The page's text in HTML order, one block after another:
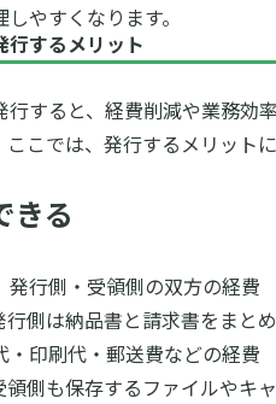
やすくなります。
行するメリット
行すると、経費削減や業務効
こでは、発行するメリットに
きる
発行側・受領側の双方の経費
行側は納品書と請求書をまとめ
・印刷代・郵送費などの経費
領側も保存するファイルやキャ